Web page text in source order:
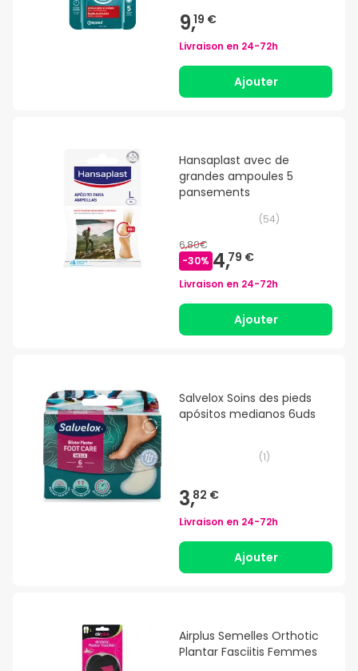
9,19 €
Livraison en 24-72h
Ajouter
Hansaplast avec de
grandes ampoules 5
pansements
(54)
6,80€
-30% 4,79 €
Livraison en 24-72h
Ajouter
Salvelox Soins des pieds
apósitos medianos 6uds
(1)
3,82 €
Livraison en 24-72h
Ajouter
Airplus Semelles Orthotic
Plantar Fasciitis Femmes